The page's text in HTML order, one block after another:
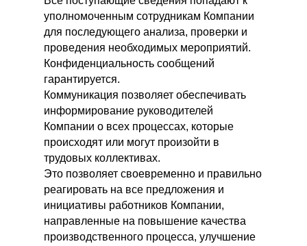
уполномоченным сотрудникам Компании
для последующего анализа, проверки и
проведения необходимых мероприятий.
Конфиденциальность сообщений
гарантируется.
Коммуникация позволяет обеспечивать
информирование руководителей
Компании о всех процессах, которые
происходят или могут произойти в
трудовых коллективах.
Это позволяет своевременно и правильно
реагировать на все предложения и
инициативы работников Компании,
направленные на повышение качества
производственного процесса, улучшение